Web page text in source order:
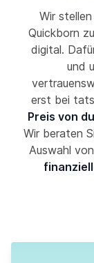
Wir
Quickborn
digital.
und
erst bei
Preis von
Wir beraten
Auswahl